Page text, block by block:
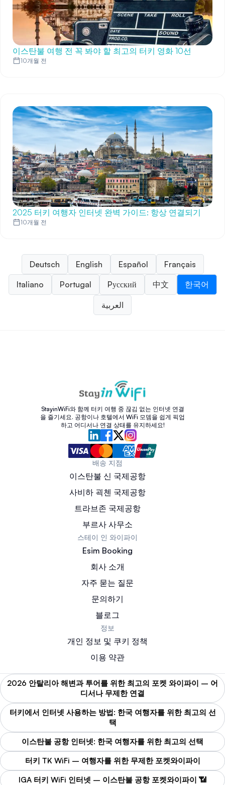
이스탄불 여행 전 꼭 봐야 할 최고의 터키 영화 10선
10개월 전
2025 터키 여행자 인터넷 완벽 가이드: 항상 연결되기
10개월 전
Deutsch English Español
Français
Italiano
Portugal Pусский 中文 한국어
العربية
StayinWiFi와 함께 터키 여행 중 끊김 없는 인터넷 연결
을 즐기세요. 공항이나 호텔에서 WiFi 모뎀을 쉽게 픽업
하고 어디서나 연결 상태를 유지하세요!
배송 지점
이스탄불 신 국제공항
사비하 괵첸 국제공항
트라브존 국제공항
부르사 사무소
스테이 인 와이파이
Esim Booking
회사 소개
자주 묻는 질문
문의하기
블로그
정보
개인 정보 및 쿠키 정책
이용 약관
2026 안탈리아 해변과 투어를 위한 최고의 포켓 와이파이 – 어
디서나 무제한 연결
터키에서 인터넷 사용하는 방법: 한국 여행자를 위한 최고의 선
택
이스탄불 공항 인터넷: 한국 여행자를 위한 최고의 선택
터키 TK WiFi – 여행자를 위한 무제한 포켓와이파이
IGA 터키 WiFi 인터넷 – 이스탄불 공항 포켓와이파이 📶